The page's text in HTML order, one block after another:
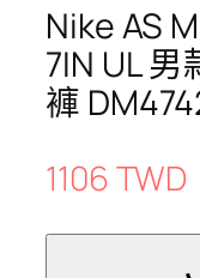
Nike AS
7IN UL
褲
1106 TWD